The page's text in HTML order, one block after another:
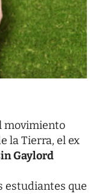
movimiento
la Tierra, el ex
Gaylord
estudiantes que